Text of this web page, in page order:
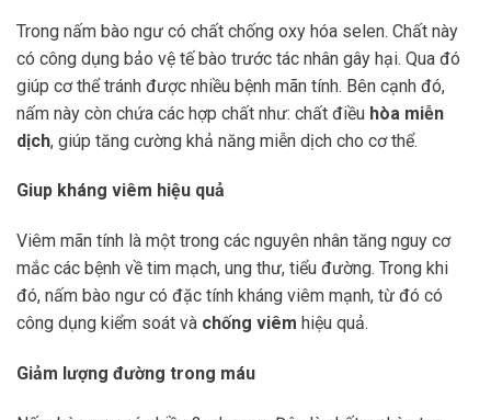
Trong nấm bào ngư có chất chống oxy hóa selen. Chất này
có công dụng bảo vệ tế bào trước tác nhân gây hại. Qua đó
giúp cơ thể tránh được nhiều bệnh mãn tính. Bên cạnh đó,
nấm này còn chứa các hợp chất như: chất điều hòa miễn
dịch, giúp tăng cường khả năng miễn dịch cho cơ thể.
Giup kháng viêm hiệu quả
Viêm mãn tính là một trong các nguyên nhân tăng nguy cơ
mắc các bệnh về tim mạch, ung thư, tiểu đường. Trong khi
đó, nấm bào ngư có đặc tính kháng viêm mạnh, từ đó có
công dụng kiểm soát và chống viêm hiệu quả.
Giảm lượng đường trong máu